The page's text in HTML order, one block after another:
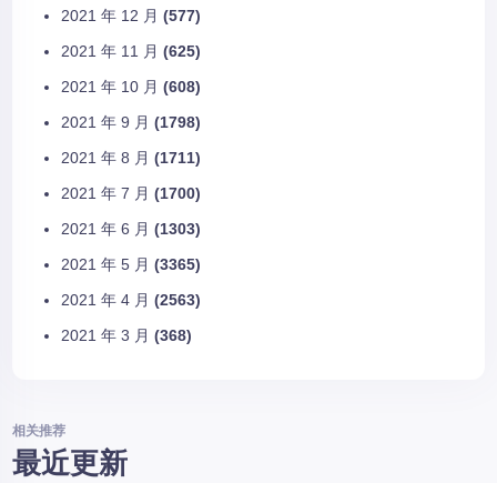
2021 年 12 月 (577)
2021 年 11 月 (625)
2021 年 10 月 (608)
2021 年 9 月 (1798)
2021 年 8 月 (1711)
2021 年 7 月 (1700)
2021 年 6 月 (1303)
2021 年 5 月 (3365)
2021 年 4 月 (2563)
2021 年 3 月 (368)
相关推荐
最近更新